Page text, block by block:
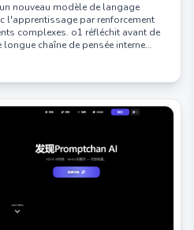
nouveau modèle de langage
l'apprentissage par renforcement
complexes. o1 réfléchit avant de
chaîne de pensée interne